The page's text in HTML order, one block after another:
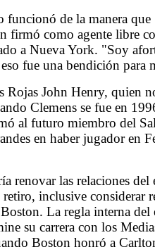
funcionó de la manera que
firmó como agente libre
a Nueva York. "Soy
fue una bendición para
Rojas John Henry, quien
Clemens se fue en
al futuro miembro del
en haber jugador en
renovar las relaciones del
retiro, inclusive considerar
La regla interna del
su carrera con los
Boston honró a